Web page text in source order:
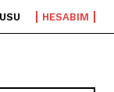
HESABIM